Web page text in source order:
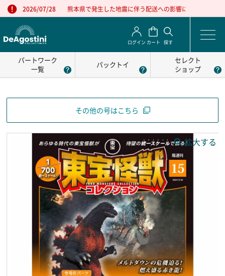
2026/07/28 熊本県で発生した地震に伴う配送への影響について
ログイン カート 探す
パートワーク
一覧
パックトイ
セレクト
ショップ
その他の号はこちら